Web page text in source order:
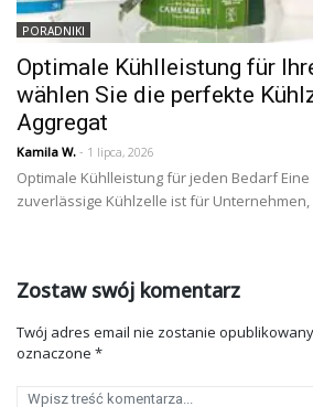
PORADNIKI
Optimale Kühlleistung für
wählen Sie die perfekte
Aggregat
Kamila W. - 1 lipca, 2026
Optimale Kühlleistung für jeden Bedarf
zuverlässige Kühlzelle ist für Unternehmen,
Zostaw swój komentarz
Twój adres email nie zostanie
oznaczone *